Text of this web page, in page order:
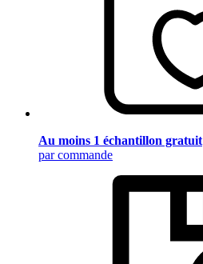
Au moins 1 échantillon gratuit
par commande